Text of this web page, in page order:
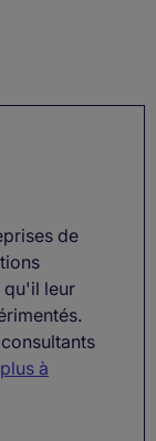
de
qu'il leur
à